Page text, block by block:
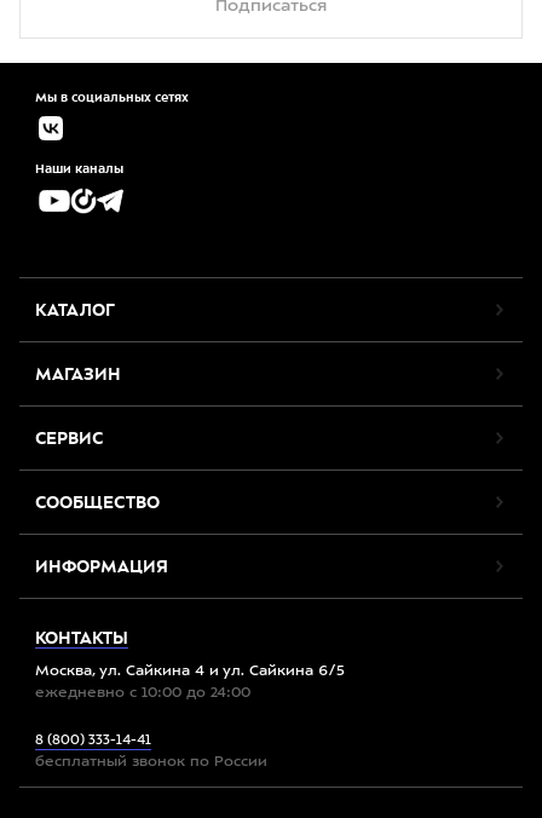
Подписаться
Мы в социальных сетях
Наши каналы
КАТАЛОГ
МАГАЗИН
СЕРВИС
СООБЩЕСТВО
ИНФОРМАЦИЯ
КОНТАКТЫ
Москва, ул. Сайкина 4 и ул. Сайкина 6/5
ежедневно с 10:00 до 24:00
8 (800) 333-14-41
бесплатный звонок по России